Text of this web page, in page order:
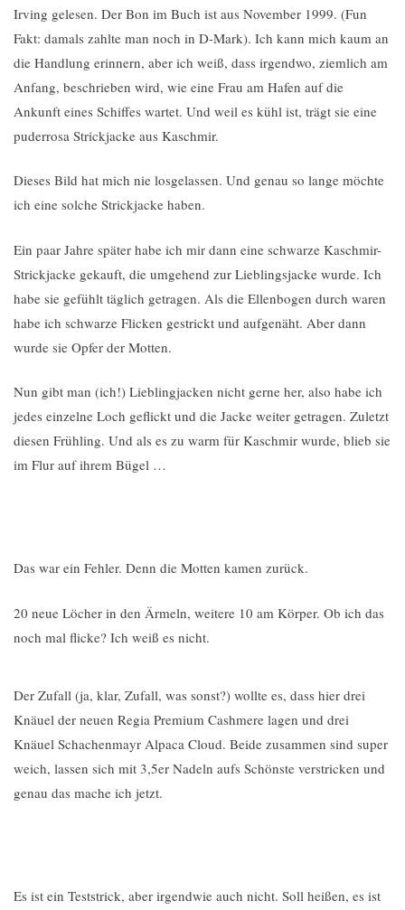
Irving gelesen. Der Bon im Buch ist aus November 1999. (Fun
Fakt: damals zahlte man noch in D-Mark). Ich kann mich kaum an
die Handlung erinnern, aber ich weiß, dass irgendwo, ziemlich am
Anfang, beschrieben wird, wie eine Frau am Hafen auf die
Ankunft eines Schiffes wartet. Und weil es kühl ist, trägt sie eine
puderrosa Strickjacke aus Kaschmir.
Dieses Bild hat mich nie losgelassen. Und genau so lange möchte
ich eine solche Strickjacke haben.
Ein paar Jahre später habe ich mir dann eine schwarze Kaschmir-
Strickjacke gekauft, die umgehend zur Lieblingsjacke wurde. Ich
habe sie gefühlt täglich getragen. Als die Ellenbogen durch waren
habe ich schwarze Flicken gestrickt und aufgenäht. Aber dann
wurde sie Opfer der Motten.
Nun gibt man (ich!) Lieblingjacken nicht gerne her, also habe ich
jedes einzelne Loch geflickt und die Jacke weiter getragen. Zuletzt
diesen Frühling. Und als es zu warm für Kaschmir wurde, blieb sie
im Flur auf ihrem Bügel …
Das war ein Fehler. Denn die Motten kamen zurück.
20 neue Löcher in den Ärmeln, weitere 10 am Körper. Ob ich das
noch mal flicke? Ich weiß es nicht.
Der Zufall (ja, klar, Zufall, was sonst?) wollte es, dass hier drei
Knäuel der neuen Regia Premium Cashmere lagen und drei
Knäuel Schachenmayr Alpaca Cloud. Beide zusammen sind super
weich, lassen sich mit 3,5er Nadeln aufs Schönste verstricken und
genau das mache ich jetzt.
Es ist ein Teststrick, aber irgendwie auch nicht. Soll heißen, es ist